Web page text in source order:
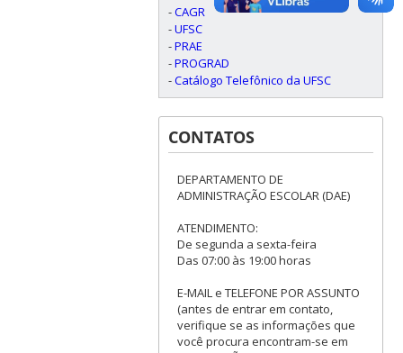
-CAGR
-UFSC
-PRAE
-PROGRAD
-Catálogo Telefônico da UFSC
CONTATOS
DEPARTAMENTO DE
ADMINISTRAÇÃO ESCOLAR (DAE)
ATENDIMENTO:
De segunda a sexta-feira
Das 07:00 às 19:00 horas
E-MAIL e TELEFONE POR ASSUNTO
(antes de entrar em contato,
verifique se as informações que
você procura encontram-se em